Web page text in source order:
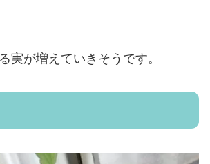
実が増えていきそうです。